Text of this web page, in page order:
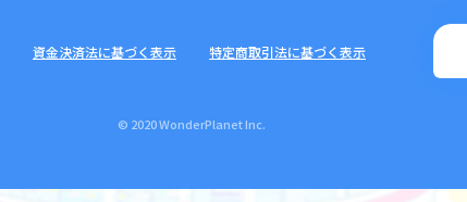
資金決済法に基づく表示 特定商取引法に基づく表示
© 2020 WonderPlanet Inc.